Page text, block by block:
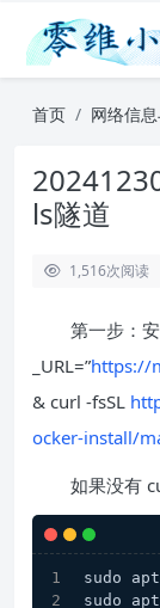
首页 网络信
ls隧道
1,516次阅读
第一步：
_URL=”https://
& curl -fsSL
ocker-install/
如果没有
sudo apt
sudo apt